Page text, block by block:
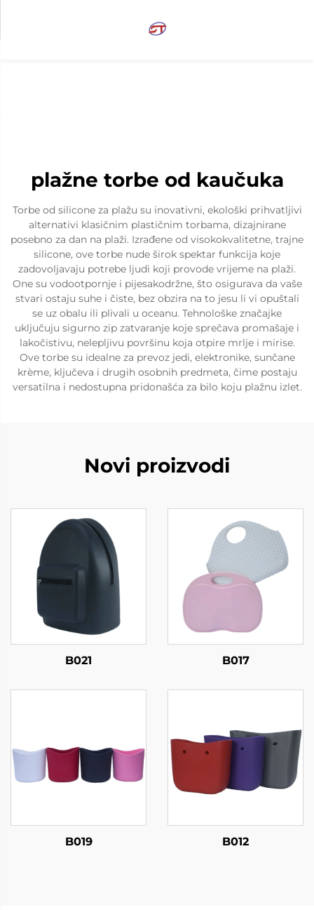
plažne torbe od kaučuka
Torbe od silicone za plažu su inovativni, ekološki prihvatljivi
alternativi klasičnim plastičnim torbama, dizajnirane
posebno za dan na plaži. Izrađene od visokokvalitetne, trajne
silicone, ove torbe nude širok spektar funkcija koje
zadovoljavaju potrebe ljudi koji provode vrijeme na plaži.
One su vodootpornje i pijesakodržne, što osigurava da vaše
stvari ostaju suhe i čiste, bez obzira na to jesu li vi opuštali
se uz obalu ili plivali u oceanu. Tehnološke značajke
uključuju sigurno zip zatvaranje koje sprečava promašaje i
lakočistivu, nelepljivu površinu koja otpire mrlje i mirise.
Ove torbe su idealne za prevoz jedi, elektronike, sunčane
krème, ključeva i drugih osobnih predmeta, čime postaju
versatilna i nedostupna pridonašća za bilo koju plažnu izlet.
Novi proizvodi
B021 B017
B019 B012